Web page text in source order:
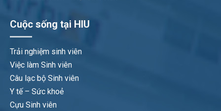
Cuộc sống tại HIU
Trải nghiệm sinh viên
Việc làm Sinh viên
Câu lạc bộ Sinh viên
Y tế – Sức khoẻ
Cựu Sinh viên